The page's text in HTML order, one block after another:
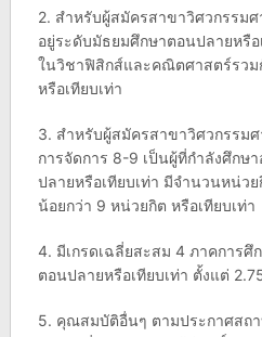
2. สําหรับผู้สมัครสาขาวิศวกรรม
อยู่ระดับมัธยมศึกษาตอนปลายหรื
ในวิชาฟิสิกส์และคณิตศาสตร์รวม
หรือเทียบเท่า
3. สําหรับผู้สมัครสาขาวิศวกรรม
การจัดการ 8-9 เป็นผู้ที่กําลังศึกษ
ปลายหรือเทียบเท่า มีจํานวนหน่ว
น้อยกว่า 9 หน่วยกิต หรือเทียบเท่า
4. มีเกรดเฉลี่ยสะสม 4 ภาคการ
ตอนปลายหรือเทียบเท่า ตั้งแต่
5. คุณสมบัติอื่นๆ ตามประกาศสถ